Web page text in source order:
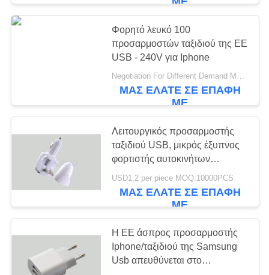
Φορητό λευκό 100
προσαρμοστών ταξιδιού της ΕΕ
USB - 240V για Iphone
Negotiation For Different Demand MOQ:1000pcs
ΜΑΣ ΕΛΆΤΕ ΣΕ ΕΠΑΦΉ
ΜΕ
Λειτουργικός προσαρμοστής
ταξιδιού USB, μικρός έξυπνος
φορτιστής αυτοκινήτων
τηλεφωνικών τοίχων
USD1.2 per piece MOQ:10000PCS
ΜΑΣ ΕΛΆΤΕ ΣΕ ΕΠΑΦΉ
ΜΕ
Η ΕΕ άσπρος προσαρμοστής
Iphone/ταξιδιού της Samsung
Usb απευθύνεται στο